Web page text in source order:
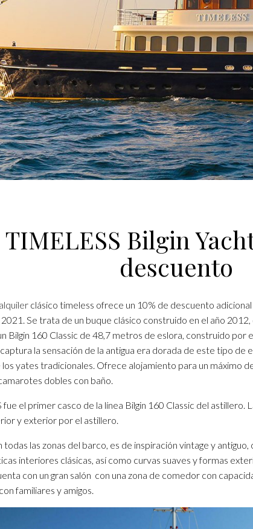
TIMELESS Bilgin
descuento
clásico timeless ofrece un 10% de descuento
Se trata de un buque clásico construido en el año
Bilgin 160 Classic de 48,7 metros de eslora, construido por
la sensación de la antigua era dorada de este tipo de
los yates tradicionales. Ofrece alojamiento para un máximo
dobles con baño.
el primer casco de la línea Bilgin 160 Classic del astillero.
y exterior por el astillero.
todas las zonas del barco, es de inspiración vintage y
interiores clásicas, así como curvas suaves y formas
con un gran salón con una zona de comedor con
familiares y amigos.